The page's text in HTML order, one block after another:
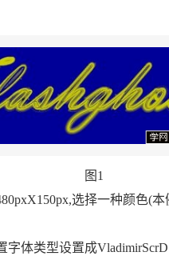
图1
选择一种颜色(本
类型设置成VladimirScrD